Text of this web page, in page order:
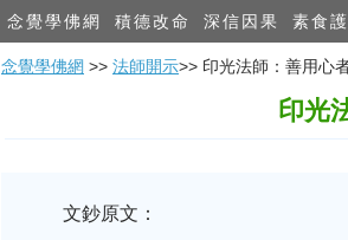
念覺學佛網 積德改命 深信因果 素食
念覺學佛網 >> 法師開示>> 印光法師：善用心
印光
文鈔原文：